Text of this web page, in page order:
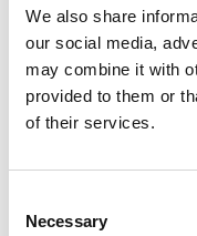
We also share
our social media,
may combine it with
provided to them or
of their services.
Selection
Necessary
Aan de prachtige
deze charmante villa in
890 m². Hier woon je,
plek met de bossen en
slaapkamers waarvan
badkamers, een ruime